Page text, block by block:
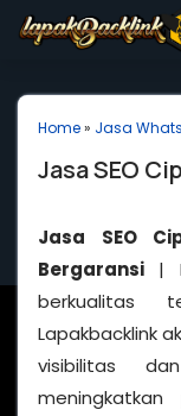
Home» Jasa
Jasa SEO
Jasa SEO
Bergaransi |
berkualitas
Lapakbacklink
visibilitas